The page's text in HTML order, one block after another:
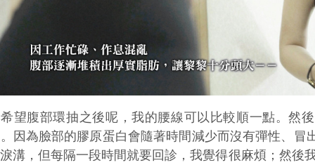
望腹部環抽之後呢，我的腰線可以比較順一點。然
因為臉部的膠原蛋白會隨著時間減少而沒有彈性、冒
溝，但每隔一段時間就要回診，我覺得很麻煩；然後